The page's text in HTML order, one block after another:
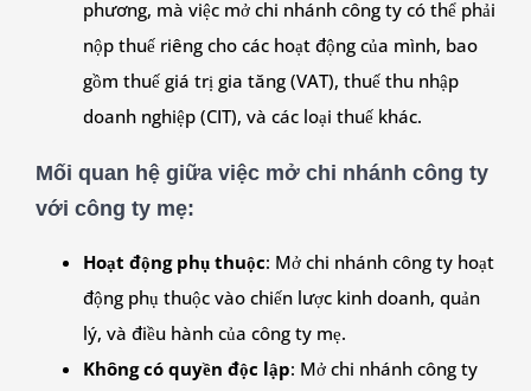
phương, mà việc mở chi nhánh công ty có thể phải
nộp thuế riêng cho các hoạt động của mình, bao
gồm thuế giá trị gia tăng (VAT), thuế thu nhập
doanh nghiệp (CIT), và các loại thuế khác.
Mối quan hệ giữa việc mở chi nhánh công ty
với công ty mẹ:
Hoạt động phụ thuộc: Mở chi nhánh công ty hoạt
động phụ thuộc vào chiến lược kinh doanh, quản
lý, và điều hành của công ty mẹ.
Không có quyền độc lập: Mở chi nhánh công ty